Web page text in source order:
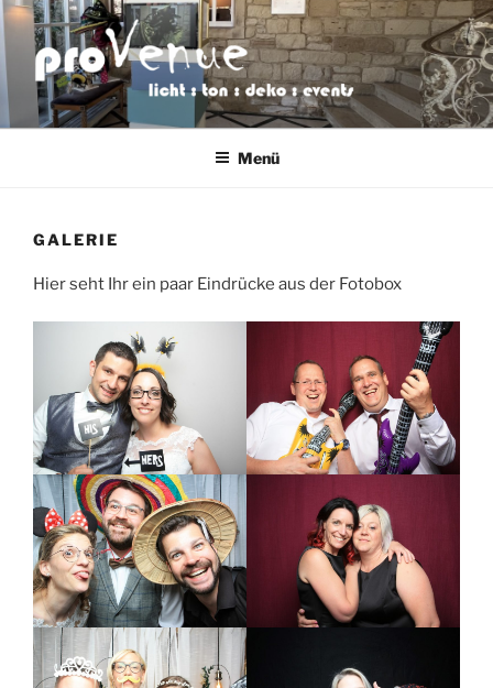
Zum
Inhalt
springen
PROVENUE
VERANSTALTUNGSTECHNIK
licht : ton : deko : events
Menü
GALERIE
Hier seht Ihr ein paar Eindrücke aus der Fotobox